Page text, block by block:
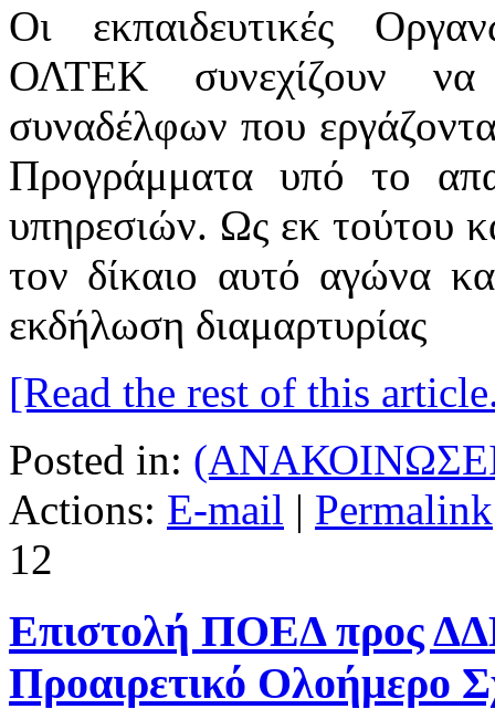
Οι εκπαιδευτικές
ΟΛΤΕΚ συνεχίζουν
συναδέλφων που
Προγράμματα υπό το
υπηρεσιών. Ως εκ τούτου
τον δίκαιο αυτό αγώνα
εκδήλωση διαμαρτυρίας
[Read the rest of this
Posted in:
Actions: E-mail | Permalink
12
Επιστολή ΠΟΕΔ προς
Προαιρετικό Ολοήμερο